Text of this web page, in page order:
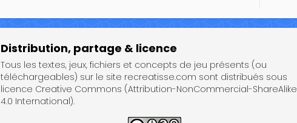
Distribution, partage & licence
Tous les textes, jeux, fichiers et concepts de jeu présents (ou
téléchargeables) sur le site recreatisse.com sont distribués sous
licence Creative Commons (Attribution-NonCommercial-ShareAlike
4.0 International).